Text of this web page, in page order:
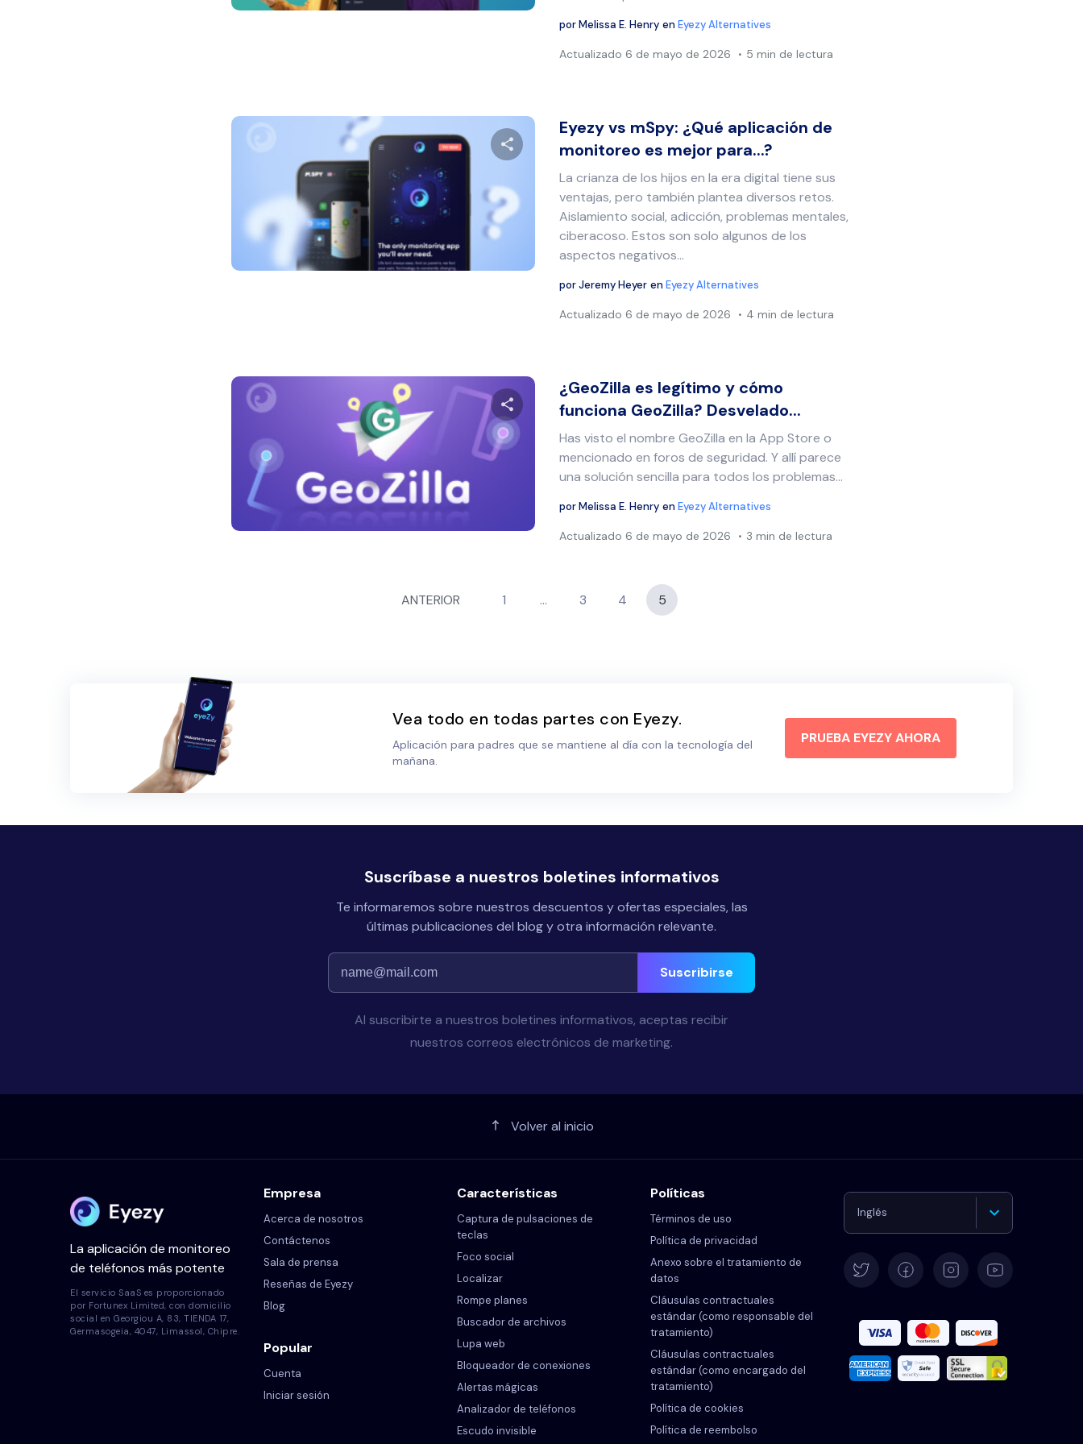
porMelissa E. Henry enEyezy Alternatives
Actualizado 6 de mayo de 2026 5 min de lectura
Comparte este artículo
Facebook Copiar enlace
Eyezy vs mSpy: ¿Qué aplicación de
monitoreo es mejor para...?
La crianza de los hijos en la era digital tiene sus
ventajas, pero también plantea diversos retos.
Aislamiento social, adicción, problemas mentales,
ciberacoso. Estos son solo algunos de los
aspectos negativos...
porJeremy Heyer enEyezy Alternatives
Actualizado 6 de mayo de 2026 4 min de lectura
Comparte este artículo
Facebook Copiar enlace
¿GeoZilla es legítimo y cómo
funciona GeoZilla? Desvelado...
Has visto el nombre GeoZilla en la App Store o
mencionado en foros de seguridad. Y allí parece
una solución sencilla para todos los problemas...
porMelissa E. Henry enEyezy Alternatives
Actualizado 6 de mayo de 2026 3 min de lectura
ANTERIOR 1 … 3 4 5
Vea todo en todas partes con Eyezy.
Aplicación para padres que se mantiene al día con la tecnología del
mañana.
PRUEBA EYEZY AHORA
Suscríbase a nuestros boletines informativos
Te informaremos sobre nuestros descuentos y ofertas especiales, las
últimas publicaciones del blog y otra información relevante.
Suscribirse
Al suscribirte a nuestros boletines informativos, aceptas recibir
nuestros correos electrónicos de marketing.
Volver al inicio
La aplicación de monitoreo
de teléfonos más potente
El servicio SaaS es proporcionado
por Fortunex Limited, con domicilio
social en Georgiou A, 83, TIENDA 17,
Germasogeia, 4047, Limassol, Chipre.
Empresa
Acerca de nosotros
Contáctenos
Sala de prensa
Reseñas de Eyezy
Blog
Popular
Cuenta
Iniciar sesión
Características
Captura de pulsaciones de
teclas
Foco social
Localizar
Rompe planes
Buscador de archivos
Lupa web
Bloqueador de conexiones
Alertas mágicas
Analizador de teléfonos
Escudo invisible
Políticas
Términos de uso
Política de privacidad
Anexo sobre el tratamiento de
datos
Cláusulas contractuales
estándar (como responsable del
tratamiento)
Cláusulas contractuales
estándar (como encargado del
tratamiento)
Política de cookies
Política de reembolso
Inglés
Francés